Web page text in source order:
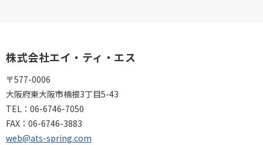
株式会社エイ・ティ・エス
〒577-0006
大阪府東大阪市楠根3丁目5-43
TEL： 06-6746-7050
FAX： 06-6746-3883
web@ats-spring.com